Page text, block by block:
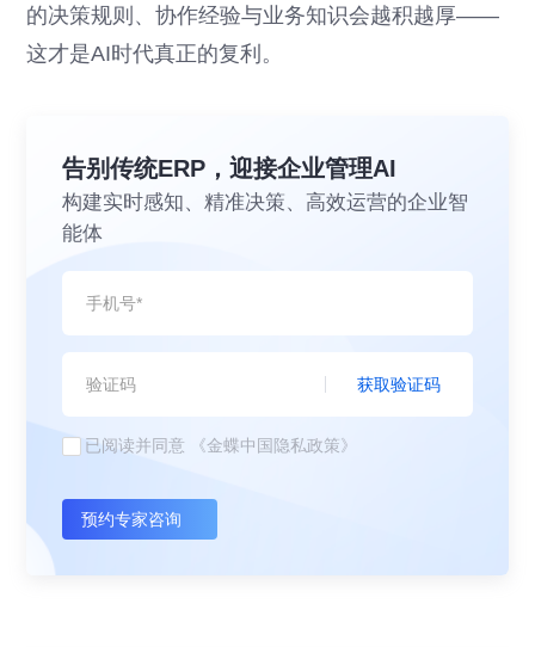
的决策规则、协作经验与业务知识会越积越厚——
这才是AI时代真正的复利。
告别传统ERP，迎接企业管理AI
构建实时感知、精准决策、高效运营的企业智
能体
获取验证码
已阅读并同意 《金蝶中国隐私政策》
预约专家咨询